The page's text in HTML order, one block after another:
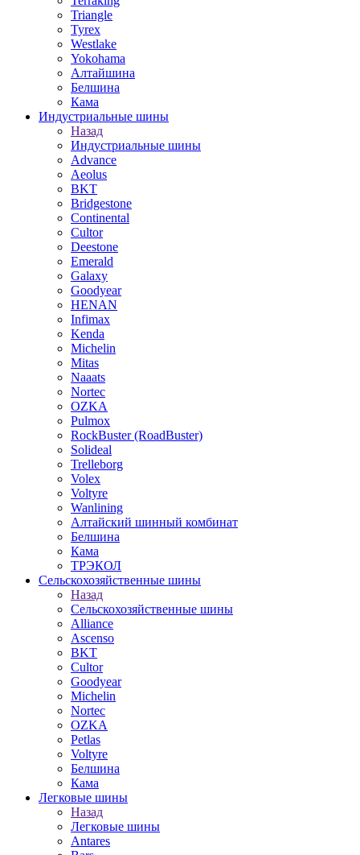
Triangle
Tyrex
Westlake
Yokohama
Алтайшина
Белшина
Кама
Индустриальные шины
Назад
Индустриальные шины
Advance
Aeolus
BKT
Bridgestone
Continental
Cultor
Deestone
Emerald
Galaxy
Goodyear
HENAN
Infimax
Kenda
Michelin
Mitas
Naaats
Nortec
OZKA
Pulmox
RockBuster (RoadBuster)
Solideal
Trelleborg
Volex
Voltyre
Wanlining
Алтайский шинный комбинат
Белшина
Кама
ТРЭКОЛ
Сельскохозяйственные шины
Назад
Сельскохозяйственные шины
Alliance
Ascenso
BKT
Cultor
Goodyear
Michelin
Nortec
OZKA
Petlas
Voltyre
Белшина
Кама
Легковые шины
Назад
Легковые шины
Antares